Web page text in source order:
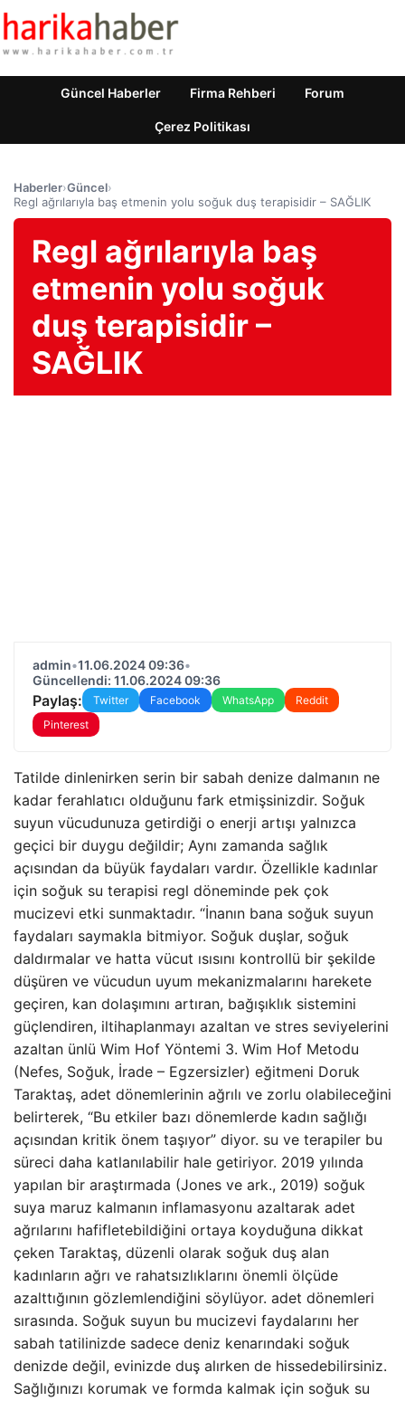
Güncel Haberler Firma Rehberi Forum
Çerez Politikası
Haberler›Güncel›
Regl ağrılarıyla baş etmenin yolu soğuk duş terapisidir – SAĞLIK
Regl ağrılarıyla baş
etmenin yolu soğuk
duş terapisidir –
SAĞLIK
admin•11.06.2024 09:36•
Güncellendi: 11.06.2024 09:36
Paylaş: Twitter Facebook WhatsApp
Reddit
Pinterest
Tatilde dinlenirken serin bir sabah denize dalmanın ne
kadar ferahlatıcı olduğunu fark etmişsinizdir. Soğuk
suyun vücudunuza getirdiği o enerji artışı yalnızca
geçici bir duygu değildir; Aynı zamanda sağlık
açısından da büyük faydaları vardır. Özellikle kadınlar
için soğuk su terapisi regl döneminde pek çok
mucizevi etki sunmaktadır. “İnanın bana soğuk suyun
faydaları saymakla bitmiyor. Soğuk duşlar, soğuk
daldırmalar ve hatta vücut ısısını kontrollü bir şekilde
düşüren ve vücudun uyum mekanizmalarını harekete
geçiren, kan dolaşımını artıran, bağışıklık sistemini
güçlendiren, iltihaplanmayı azaltan ve stres seviyelerini
azaltan ünlü Wim Hof ​​Yöntemi 3. Wim Hof ​​Metodu
(Nefes, Soğuk, İrade – Egzersizler) eğitmeni Doruk
Taraktaş, adet dönemlerinin ağrılı ve zorlu olabileceğini
belirterek, “Bu etkiler bazı dönemlerde kadın sağlığı
açısından kritik önem taşıyor” diyor. su ve terapiler bu
süreci daha katlanılabilir hale getiriyor. 2019 yılında
yapılan bir araştırmada (Jones ve ark., 2019) soğuk
suya maruz kalmanın inflamasyonu azaltarak adet
ağrılarını hafifletebildiğini ortaya koyduğuna dikkat
çeken Taraktaş, düzenli olarak soğuk duş alan
kadınların ağrı ve rahatsızlıklarını önemli ölçüde
azalttığının gözlemlendiğini söylüyor. adet dönemleri
sırasında. Soğuk suyun bu mucizevi faydalarını her
sabah tatilinizde sadece deniz kenarındaki soğuk
denizde değil, evinizde duş alırken de hissedebilirsiniz.
Sağlığınızı korumak ve formda kalmak için soğuk su